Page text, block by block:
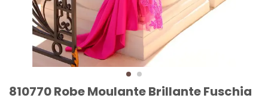
810770 Robe Moulante Brillante Fuschia